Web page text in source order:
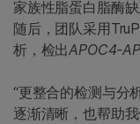
家族性脂蛋白脂酶
随后，团队采用
析，检出APOC4-
“更整合的检测与分
逐渐清晰，也帮助